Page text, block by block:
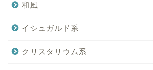
和風
イシュガルド系
クリスタリウム系